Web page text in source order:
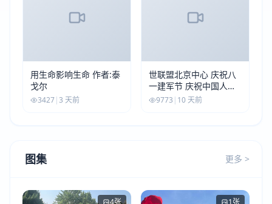
用生命影响生命 作者:泰
戈尔
3427|3 天前
世联盟北京中心 庆祝八
一建军节 庆祝中国人民
解放军建军99周年
9773 | 10 天前
图集 更多 >
4张 1张